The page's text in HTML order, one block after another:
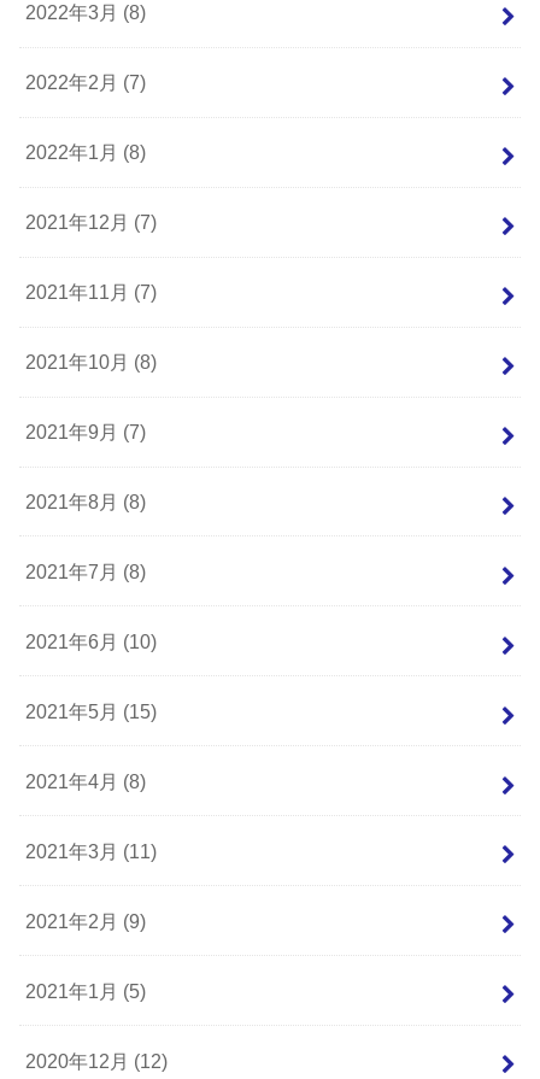
2022年3月 (8)
2022年2月 (7)
2022年1月 (8)
2021年12月 (7)
2021年11月 (7)
2021年10月 (8)
2021年9月 (7)
2021年8月 (8)
2021年7月 (8)
2021年6月 (10)
2021年5月 (15)
2021年4月 (8)
2021年3月 (11)
2021年2月 (9)
2021年1月 (5)
2020年12月 (12)